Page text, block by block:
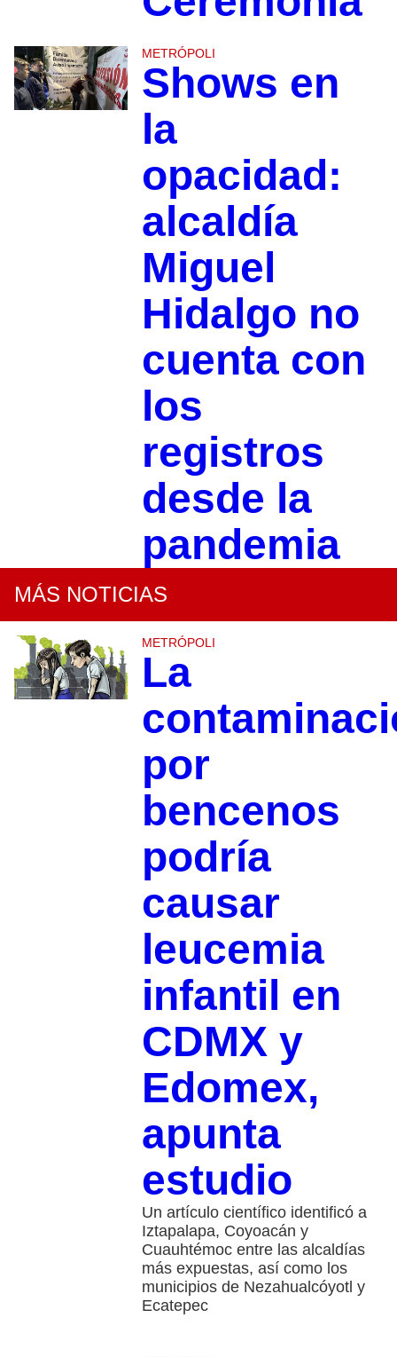
METRÓPOLI
Shows en
la
opacidad:
alcaldía
Miguel
Hidalgo no
cuenta con
los
registros
desde la
pandemia
MÁS NOTICIAS
METRÓPOLI
La
por
bencenos
podría
causar
leucemia
infantil en
CDMX y
Edomex,
apunta
estudio
Un artículo científico identificó a
Iztapalapa, Coyoacán y
Cuauhtémoc entre las alcaldías
más expuestas, así como los
municipios de Nezahualcóyotl y
Ecatepec